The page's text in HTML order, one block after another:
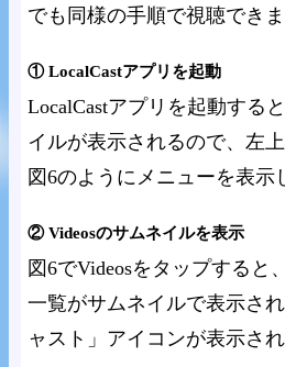
でも同様の手順で視聴できま
① LocalCastアプリを起動
LocalCastアプリを起動する
イルが表示されるので、左
図6のようにメニューを表示
② Videosのサムネイルを表示
図6でVideosをタップすると
一覧がサムネイルで表示さ
ャスト」アイコンが表示され